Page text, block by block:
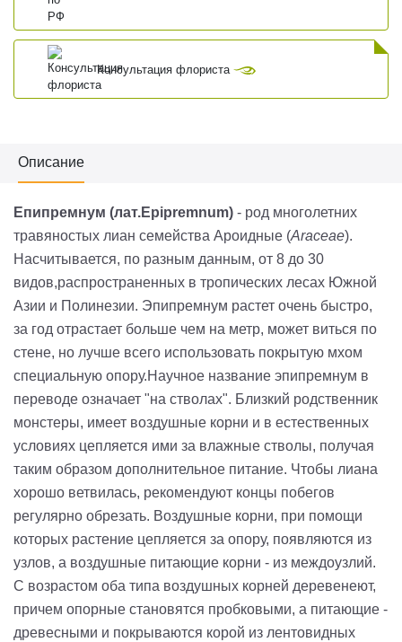
Консультация флориста
Описание
Епипремнум (лат.Epipremnum) - род многолетних
травяностых лиан семейства Ароидные (Araceae).
Насчитывается, по разным данным, от 8 до 30
видов,распространенных в тропических лесах Южной
Азии и Полинезии. Эпипремнум растет очень быстро,
за год отрастает больше чем на метр, может виться по
стене, но лучше всего использовать покрытую мхом
специальную опору.Научное название эпипремнум в
переводе означает "на стволах". Близкий родственник
монстеры, имеет воздушные корни и в естественных
условиях цепляется ими за влажные стволы, получая
таким образом дополнительное питание. Чтобы лиана
хорошо ветвилась, рекомендуют концы побегов
регулярно обрезать. Воздушные корни, при помощи
которых растение цепляется за опору, появляются из
узлов, а воздушные питающие корни - из междоузлий.
С возрастом оба типа воздушных корней деревенеют,
причем опорные становятся пробковыми, а питающие -
древесными и покрываются корой из лентовидных